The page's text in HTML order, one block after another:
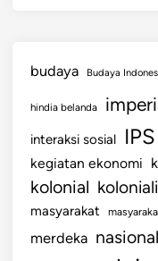
budaya Budaya
hindia belanda
interaksi sosial
kegiatan ekonomi
kolonial
masyarakat
merdeka